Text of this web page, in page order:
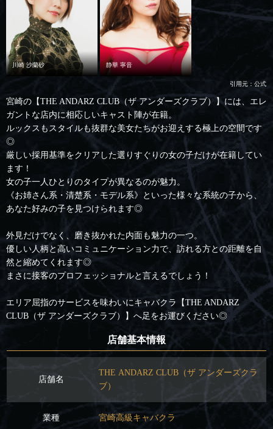
川崎 沙蘭砂 静華 寧音
引用元：公式
宮崎の【THE ANDARZ CLUB（ザ アンダーズクラブ）】には、エレ
ガントな店内に相応しいキャスト陣が在籍。
ルックスもスタイルも抜群な美女たちがお迎えする極上の空間です
◎
厳しい採用基準をクリアした選りすぐりの女の子だけが在籍してい
ます！
女の子一人ひとりのタイプが異なるのが魅力。
《お姉さん系・清楚系・モデル系》といった様々な系統の子から、
あなた好みの子を見つけられます◎
外見だけでなく、磨き抜かれた内面も魅力の一つ。
優しい人柄と高いコミュニケーション力で、訪れる方との距離を自
然と縮めてくれます◎
まさに接客のプロフェッショナルと言えるでしょう！
エリア屈指のサービスを味わいにキャバクラ【THE ANDARZ
CLUB（ザ アンダーズクラブ）】へ足をお運びください◎
店舗基本情報
店舗名
THE ANDARZ CLUB（ザ アンダーズクラ
ブ）
業種 宮崎高級キャバクラ